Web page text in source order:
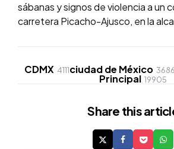
sábanas y signos de violencia a un
carretera Picacho-Ajusco, en la
CDMX 4111ciudad de México 3686
Principal 19905
Share this